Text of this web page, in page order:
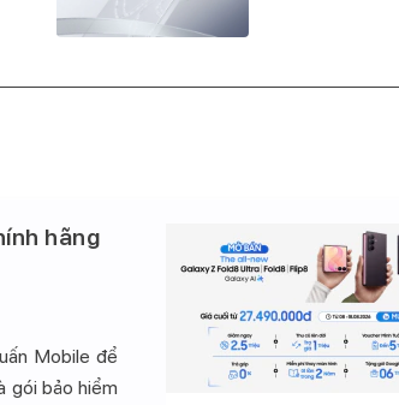
hãng
Mobile để
gói bảo hiểm